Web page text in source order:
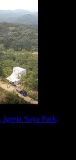
Igreja Saya Park,